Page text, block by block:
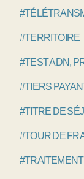
#TERRITOIRE
#TEST ADN,
#TIERS
#TITRE DE
#TOUR DE